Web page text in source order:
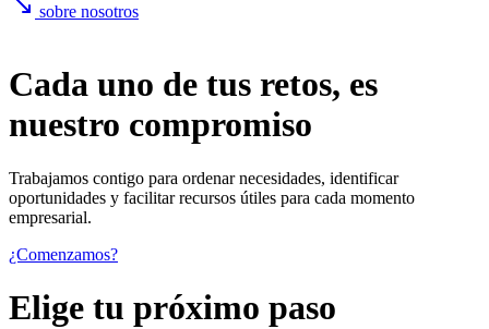
sobre nosotros
Cada uno de tus retos, es
nuestro compromiso
Trabajamos contigo para ordenar necesidades, identificar
oportunidades y facilitar recursos útiles para cada momento
empresarial.
¿Comenzamos?
Elige tu próximo paso